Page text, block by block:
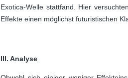
Exotica-Welle stattfand. Hier
Effekte einen möglichst futuristischen
III. Analyse